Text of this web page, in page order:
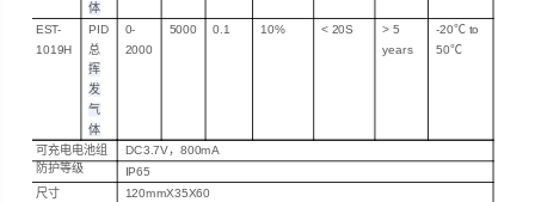
体
EST-
1019H
PID
总
挥
发
气
体
0-
2000
5000 0.1 10% < 20S > 5
years
-20℃to
50℃
可充电电池组 DC3.7V，800mA
防护等级
IP65
尺寸
120mmX35X60